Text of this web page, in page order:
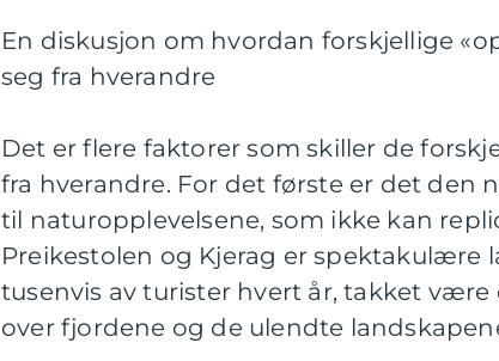
En diskusjon om hvordan forskjellige
seg fra hverandre
Det er flere faktorer som skiller de
fra hverandre. For det første er det
til naturopplevelsene, som ikke kan
Preikestolen og Kjerag er spektakulære
tusenvis av turister hvert år, takket
over fjordene og de ulendte